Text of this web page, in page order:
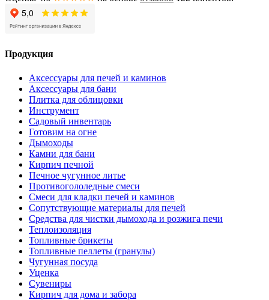
Продукция
Аксессуары для печей и каминов
Аксессуары для бани
Плитка для облицовки
Инструмент
Садовый инвентарь
Готовим на огне
Дымоходы
Камни для бани
Кирпич печной
Печное чугунное литье
Противогололедные смеси
Смеси для кладки печей и каминов
Сопутствующие материалы для печей
Средства для чистки дымохода и розжига печи
Теплоизоляция
Топливные брикеты
Топливные пеллеты (гранулы)
Чугунная посуда
Уценка
Сувениры
Кирпич для дома и забора